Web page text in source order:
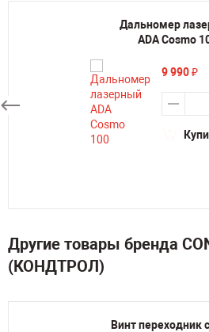
Дальномер
ADA Cosmo
9 990₽
Другие товары бренда
(КОНДТРОЛ)
Винт переходник